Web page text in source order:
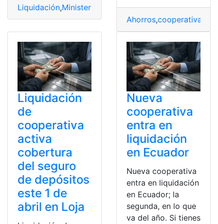
Liquidación,Ministerio de Trabajo,Renuncia Voluntaria
Ahorros,cooperativas
Liquidación
de
cooperativa
activa
cobertura
del seguro
de depósitos
este 1 de
abril en Loja
Nueva
cooperativa
entra en
liquidación
en Ecuador
Nueva cooperativa
entra en liquidación
en Ecuador; la
segunda, en lo que
va del año. Si tienes